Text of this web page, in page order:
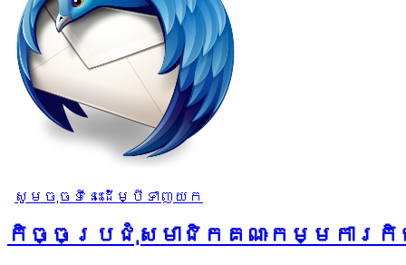
សូមចុចទីនេះដើម្បីទាញយក
កិច្ចប្រជុំសមាជិកគណៈកម្មការកិច្